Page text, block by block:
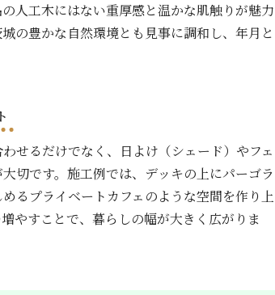
人工木にはない重厚感と温かな肌触りが魅力
の豊かな自然環境とも見事に調和し、年月と
せるだけでなく、日よけ（シェード）やフェ
切です。施工例では、デッキの上にパーゴラ
るプライベートカフェのような空間を作り上
やすことで、暮らしの幅が大きく広がりま